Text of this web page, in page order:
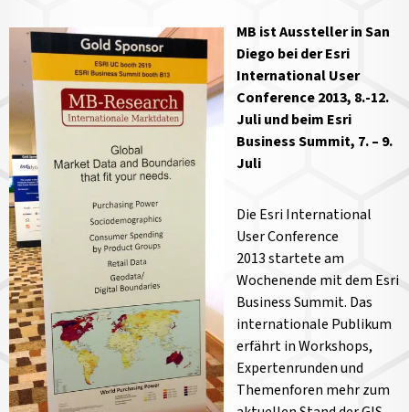
MB ist Aussteller in San
Diego bei der Esri
International User
Conference 2013, 8.-12.
Juli und beim Esri
Business Summit, 7. – 9.
Juli
Die Esri International
User Conference
2013 startete am
Wochenende mit dem Esri
Business Summit. Das
internationale Publikum
erfährt in Workshops,
Expertenrunden und
Themenforen mehr zum